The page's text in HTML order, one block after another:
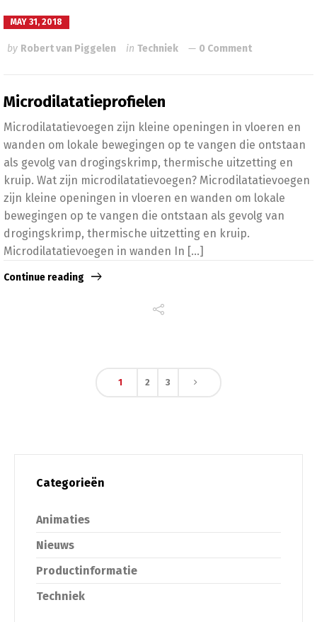
MAY 31, 2018
by Robert van Piggelen in Techniek 0 Comment
Microdilatatieprofielen
Microdilatatievoegen zijn kleine openingen in vloeren en
wanden om lokale bewegingen op te vangen die ontstaan
als gevolg van drogingskrimp, thermische uitzetting en
kruip. Wat zijn microdilatatievoegen? Microdilatatievoegen
zijn kleine openingen in vloeren en wanden om lokale
bewegingen op te vangen die ontstaan als gevolg van
drogingskrimp, thermische uitzetting en kruip.
Microdilatatievoegen in wanden In [...]
Continue reading
1 2 3
Categorieën
Animaties
Nieuws
Productinformatie
Techniek